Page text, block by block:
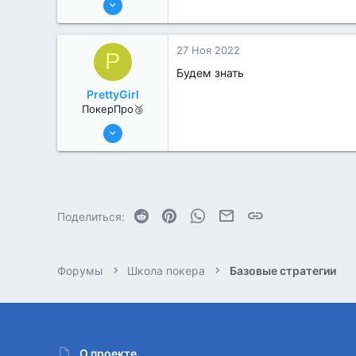
0
P
PrettyGirl
ПокерПро🥉
11 Авг 2022
27 Ноя 2022
Будем знать
Поделиться: Reddit PinterestWhatsAppЭлектронная почта
Форумы Школа покера Базовые стратегии
О проекте